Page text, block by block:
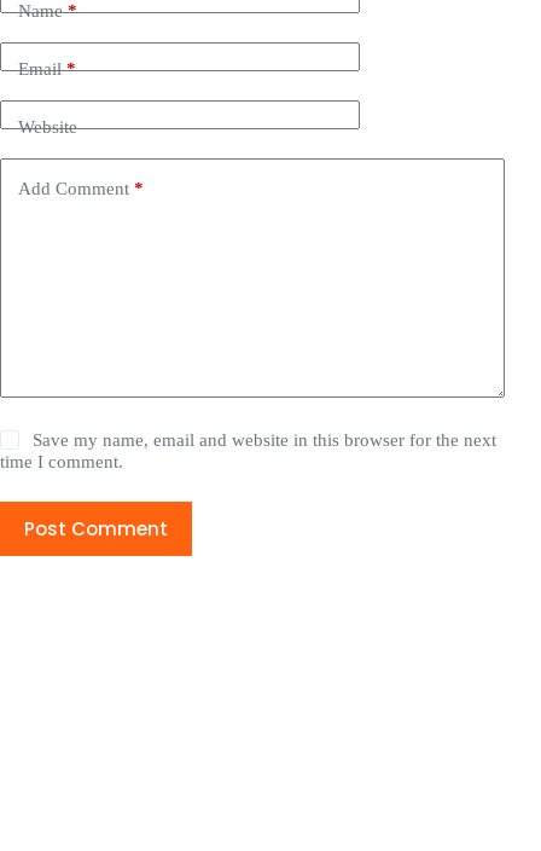
Name*
Email*
Website
Add Comment *
Save my name, email and website in this browser for the next
time I comment.
Post Comment